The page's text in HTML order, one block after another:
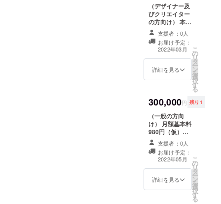
ざいます。 打
ち合わせが必要
なため、ご本人
様の電話番号を
明記ください。
（デザイナー及
びクリエイター
の方向け） 本プ
ロジェクトに関
わる、会社HP制
作（予算30万
～）を貴殿に委
託します。 ※過
去作品をご提出
要なため、ご本
人様の電話番号
を明記くださ
い。
支援者：0人
お届け予定：
2022年03月
詳細を見る
こ
の
リ
タ
ー
ン
を
選
択
す
る
300,000円 残り1
（一般の方向
け） 月額基本料
980円（仮）
を、サービスが
存続する限り無
料でご利用いた
だけます。 本プ
ロジェクトに関
わる、アプリ命
支援者：0人
お届け予定：
2022年05月
詳細を見る
こ
の
リ
タ
ー
ン
を
選
択
す
る